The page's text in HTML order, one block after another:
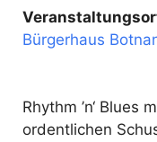
Bürgerhaus
Rhythm ’n‘ Blues
ordentlichen